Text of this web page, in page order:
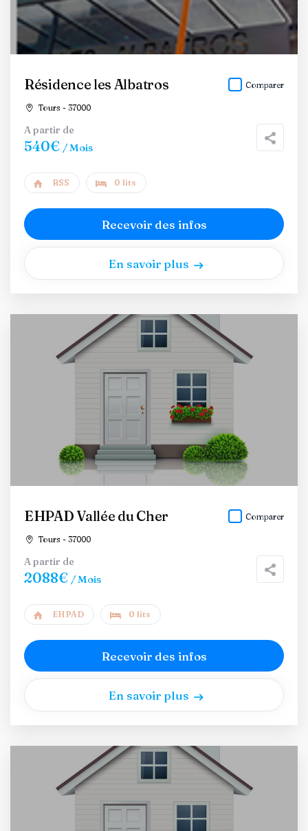
Résidence les Albatros
Tours - 37000
Comparer
A partir de
540€ / Mois
RSS 0 lits
Recevoir des infos
En savoir plus
EHPAD Vallée du Cher
Tours - 37000
Comparer
A partir de
2088€ / Mois
EHPAD 0 lits
Recevoir des infos
En savoir plus